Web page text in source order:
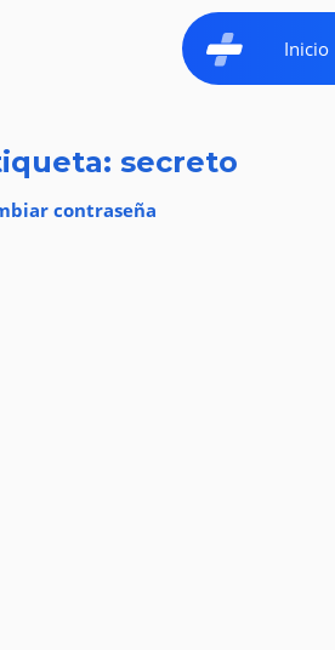
Inicio
secreto
contraseña